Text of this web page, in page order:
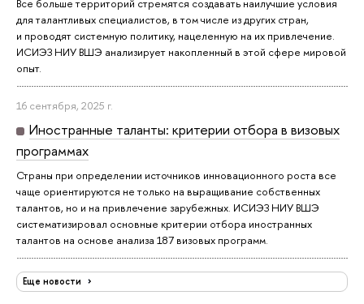
Все больше территорий стремятся создавать наилучшие условия
для талантливых специалистов, в том числе из других стран,
и проводят системную политику, нацеленную на их привлечение.
ИСИЭЗ НИУ ВШЭ анализирует накопленный в этой сфере мировой
опыт.
16 сентября, 2025 г.
Иностранные таланты: критерии отбора в визовых
программах
Страны при определении источников инновационного роста все
чаще ориентируются не только на выращивание собственных
талантов, но и на привлечение зарубежных. ИСИЭЗ НИУ ВШЭ
систематизировал основные критерии отбора иностранных
талантов на основе анализа 187 визовых программ.
Еще новости